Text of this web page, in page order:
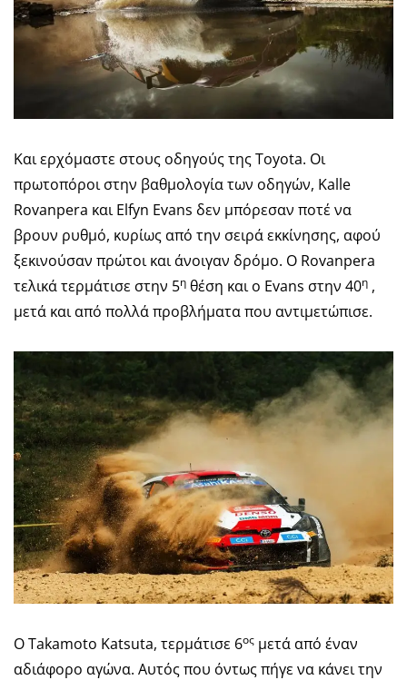
Και ερχόμαστε στους οδηγούς της Toyota. Οι
πρωτοπόροι στην βαθμολογία των οδηγών, Kalle
Rovanpera και Elfyn Evans δεν μπόρεσαν ποτέ να
βρουν ρυθμό, κυρίως από την σειρά εκκίνησης, αφού
ξεκινούσαν πρώτοι και άνοιγαν δρόμο. Ο Rovanpera
τελικά τερμάτισε στην 5η θέση και ο Evans στην 40η ,
μετά και από πολλά προβλήματα που αντιμετώπισε.
Ο Takamoto Katsuta, τερμάτισε 6ος μετά από έναν
αδιάφορο αγώνα. Αυτός που όντως πήγε να κάνει την